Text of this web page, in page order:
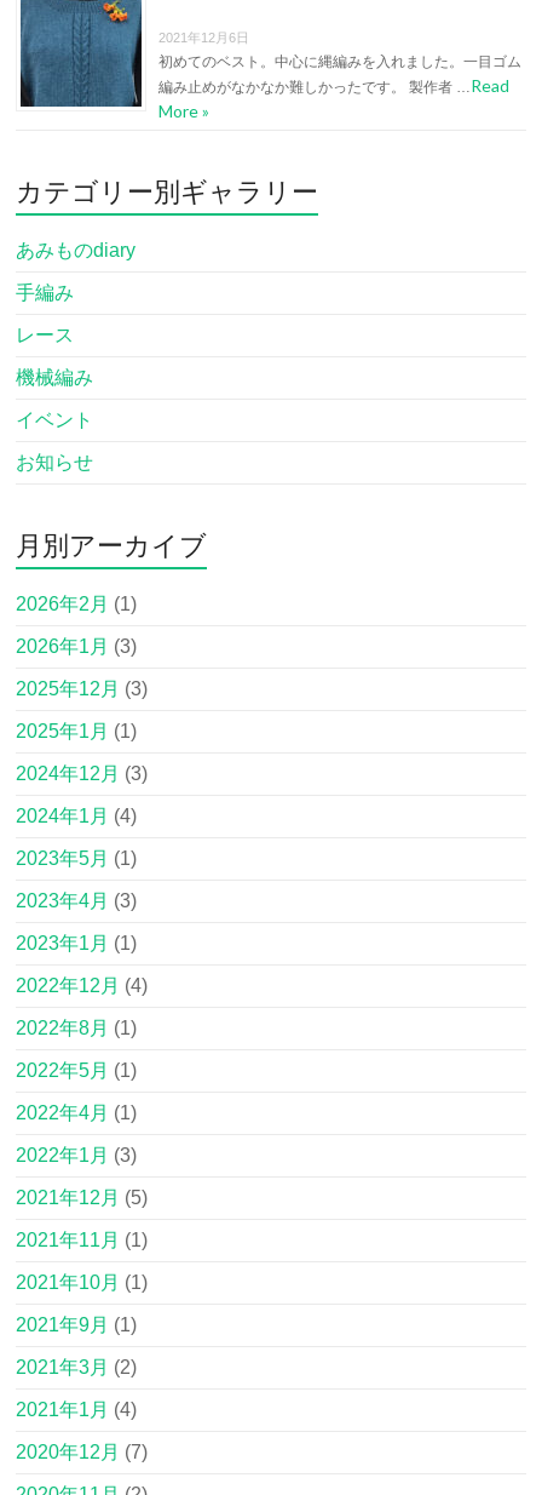
2021年12月6日
初めてのベスト。中心に縄編みを入れました。一目ゴム
編み止めがなかなか難しかったです。 製作者 …Read
More »
カテゴリー別ギャラリー
あみものdiary
手編み
レース
機械編み
イベント
お知らせ
月別アーカイブ
2026年2月 (1)
2026年1月 (3)
2025年12月 (3)
2025年1月 (1)
2024年12月 (3)
2024年1月 (4)
2023年5月 (1)
2023年4月 (3)
2023年1月 (1)
2022年12月 (4)
2022年8月 (1)
2022年5月 (1)
2022年4月 (1)
2022年1月 (3)
2021年12月 (5)
2021年11月 (1)
2021年10月 (1)
2021年9月 (1)
2021年3月 (2)
2021年1月 (4)
2020年12月 (7)